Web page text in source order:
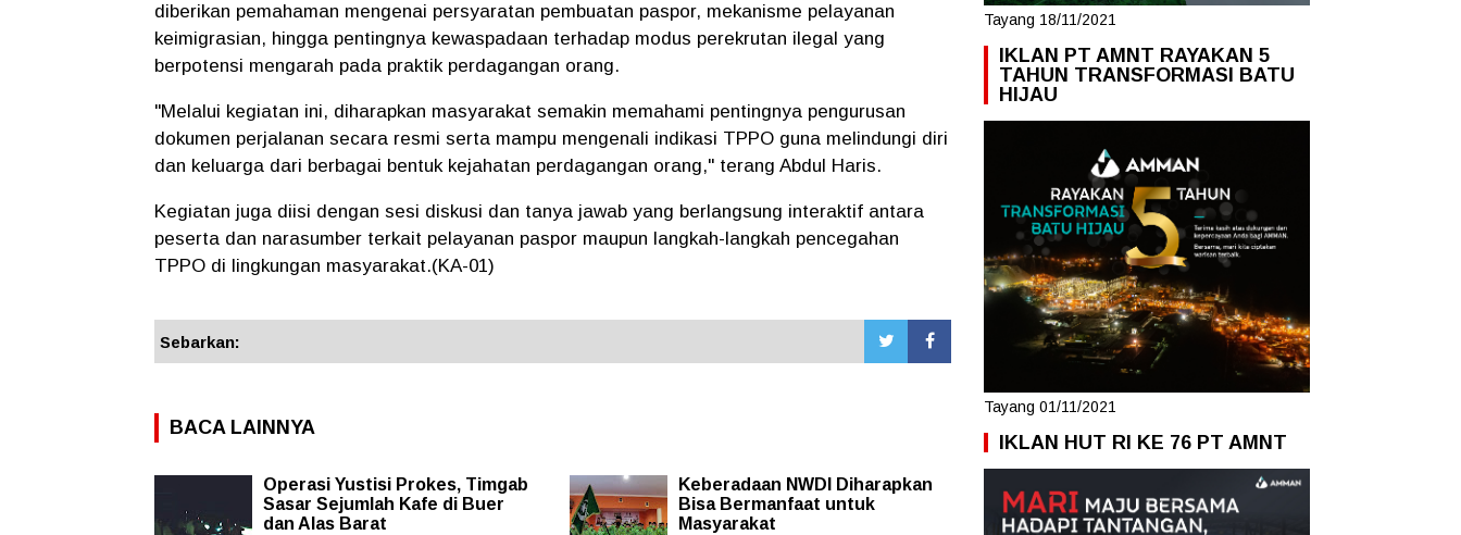
diberikan pemahaman mengenai persyaratan pembuatan paspor, mekanisme pelayanan
keimigrasian, hingga pentingnya kewaspadaan terhadap modus perekrutan ilegal yang
berpotensi mengarah pada praktik perdagangan orang.
"Melalui kegiatan ini, diharapkan masyarakat semakin memahami pentingnya pengurusan
dokumen perjalanan secara resmi serta mampu mengenali indikasi TPPO guna melindungi diri
dan keluarga dari berbagai bentuk kejahatan perdagangan orang," terang Abdul Haris.
Kegiatan juga diisi dengan sesi diskusi dan tanya jawab yang berlangsung interaktif antara
peserta dan narasumber terkait pelayanan paspor maupun langkah-langkah pencegahan
TPPO di lingkungan masyarakat.(KA-01)
Sebarkan:
BACA LAINNYA
Operasi Yustisi Prokes, Timgab
Sasar Sejumlah Kafe di Buer
dan Alas Barat
Keberadaan NWDI Diharapkan
Bisa Bermanfaat untuk
Masyarakat
Tayang 18/11/2021
IKLAN PT AMNT RAYAKAN 5
TAHUN TRANSFORMASI BATU
HIJAU
Tayang 01/11/2021
IKLAN HUT RI KE 76 PT AMNT